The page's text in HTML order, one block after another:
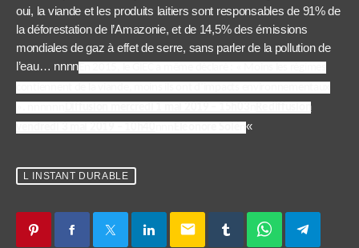
oui, la viande et les produits laitiers sont responsables de 91% de
la déforestation de l’Amazonie, et de 14,5% des émissions
mondiales de gaz à effet de serre, sans parler de la pollution de
l’eau… nnnn
Rediffusion
n«
L INSTANT DURABLE
email